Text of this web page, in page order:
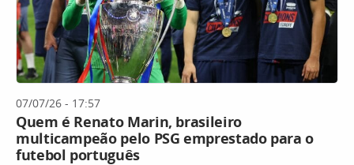
07/07/26 - 17:57
Quem é Renato Marin, brasileiro
multicampeão pelo PSG emprestado para o
futebol português